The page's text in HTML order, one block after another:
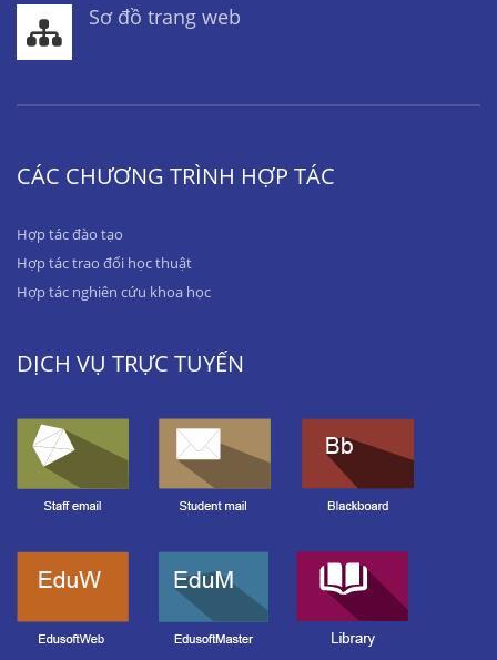
Sơ đồ trang web
CÁC CHƯƠNG TRÌNH HỢP TÁC
Hợp tác đào tạo
Hợp tác trao đổi học thuật
Hợp tác nghiên cứu khoa học
DỊCH VỤ TRỰC TUYẾN